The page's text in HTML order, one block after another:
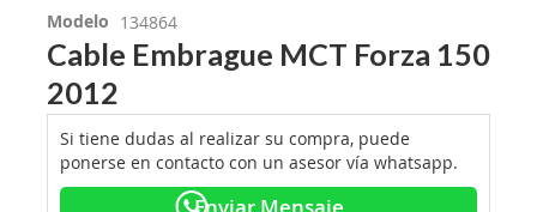
Modelo 134864
Cable Embrague MCT Forza 150
2012
Si tiene dudas al realizar su compra, puede
ponerse en contacto con un asesor vía whatsapp.